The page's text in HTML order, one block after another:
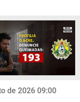
de 2026 09:00